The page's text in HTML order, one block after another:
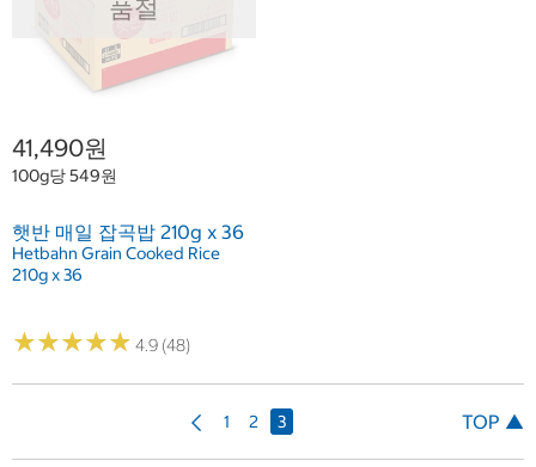
품절
41,490원
100g당 549원
햇반 매일 잡곡밥 210g x 36
Hetbahn Grain Cooked Rice
210g x 36
★★★★★
★★★★★ 4.9 (48)
1 2 3 TOP ▲